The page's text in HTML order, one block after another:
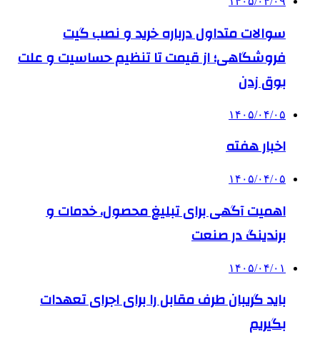
سوالات متداول درباره خرید و نصب گیت
فروشگاهی؛ از قیمت تا تنظیم حساسیت و علت
بوق زدن
۱۴۰۵/۰۴/۰۵
اخبار هفته
۱۴۰۵/۰۴/۰۵
اهمیت آگهی برای تبلیغ محصول، خدمات و
برندینگ در صنعت
۱۴۰۵/۰۴/۰۱
باید گریبان طرف مقابل را برای اجرای تعهدات
بگیریم